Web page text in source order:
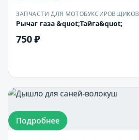
ЗАПЧАСТИ ДЛЯ МОТОБУКСИРОВЩИКОВ
Рычаг газа &quot;Тайга&quot;
750 ₽
Подробнее